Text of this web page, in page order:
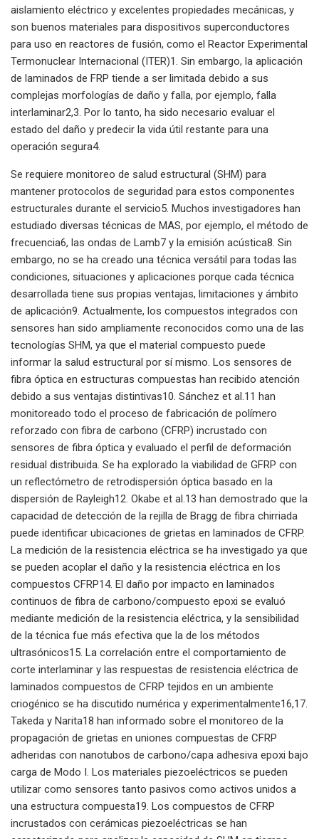
aislamiento eléctrico y excelentes propiedades mecánicas, y
son buenos materiales para dispositivos superconductores
para uso en reactores de fusión, como el Reactor Experimental
Termonuclear Internacional (ITER)1. Sin embargo, la aplicación
de laminados de FRP tiende a ser limitada debido a sus
complejas morfologías de daño y falla, por ejemplo, falla
interlaminar2,3. Por lo tanto, ha sido necesario evaluar el
estado del daño y predecir la vida útil restante para una
operación segura4.
Se requiere monitoreo de salud estructural (SHM) para
mantener protocolos de seguridad para estos componentes
estructurales durante el servicio5. Muchos investigadores han
estudiado diversas técnicas de MAS, por ejemplo, el método de
frecuencia6, las ondas de Lamb7 y la emisión acústica8. Sin
embargo, no se ha creado una técnica versátil para todas las
condiciones, situaciones y aplicaciones porque cada técnica
desarrollada tiene sus propias ventajas, limitaciones y ámbito
de aplicación9. Actualmente, los compuestos integrados con
sensores han sido ampliamente reconocidos como una de las
tecnologías SHM, ya que el material compuesto puede
informar la salud estructural por sí mismo. Los sensores de
fibra óptica en estructuras compuestas han recibido atención
debido a sus ventajas distintivas10. Sánchez et al.11 han
monitoreado todo el proceso de fabricación de polímero
reforzado con fibra de carbono (CFRP) incrustado con
sensores de fibra óptica y evaluado el perfil de deformación
residual distribuida. Se ha explorado la viabilidad de GFRP con
un reflectómetro de retrodispersión óptica basado en la
dispersión de Rayleigh12. Okabe et al.13 han demostrado que la
capacidad de detección de la rejilla de Bragg de fibra chirriada
puede identificar ubicaciones de grietas en laminados de CFRP.
La medición de la resistencia eléctrica se ha investigado ya que
se pueden acoplar el daño y la resistencia eléctrica en los
compuestos CFRP14. El daño por impacto en laminados
continuos de fibra de carbono/compuesto epoxi se evaluó
mediante medición de la resistencia eléctrica, y la sensibilidad
de la técnica fue más efectiva que la de los métodos
ultrasónicos15. La correlación entre el comportamiento de
corte interlaminar y las respuestas de resistencia eléctrica de
laminados compuestos de CFRP tejidos en un ambiente
criogénico se ha discutido numérica y experimentalmente16,17.
Takeda y Narita18 han informado sobre el monitoreo de la
propagación de grietas en uniones compuestas de CFRP
adheridas con nanotubos de carbono/capa adhesiva epoxi bajo
carga de Modo I. Los materiales piezoeléctricos se pueden
utilizar como sensores tanto pasivos como activos unidos a
una estructura compuesta19. Los compuestos de CFRP
incrustados con cerámicas piezoeléctricas se han